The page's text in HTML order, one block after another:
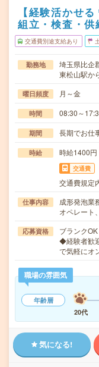
【経験活かせ
組立・検査・
交通費別途支給あり
勤務地
埼玉県比企
東松山駅か
曜日頻度 月～金
時間 08:30～
期間 長期でお仕
時給 時給1400円
交通費
交通費規定
仕事内容
成形発泡業
オペレート
応募資格
ブランク
◆経験者歓
で気軽にオ
職場の雰囲気
年齢層
20代
気になる!